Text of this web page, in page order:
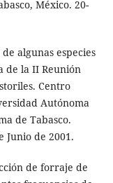
México. 20-
algunas especies
de la II Reunión
Centro
Autónoma
de Tabasco.
Junio de 2001.
de forraje de